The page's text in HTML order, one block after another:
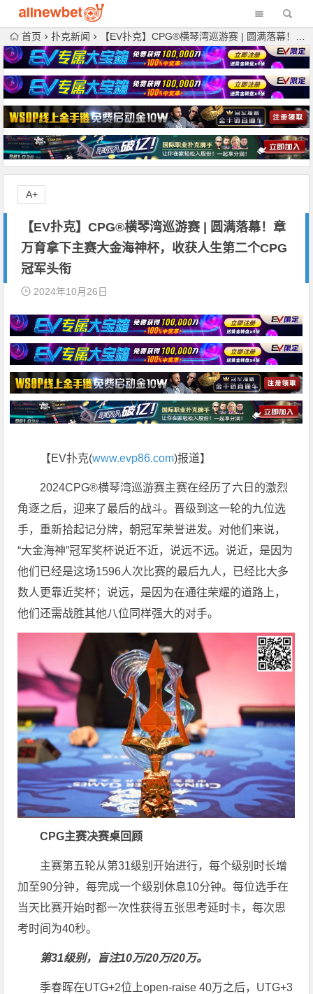
首页 扑克新闻 【EV扑克】CPG®横琴湾巡游赛 | 圆满落幕！章万育拿下主赛大金海神杯，收获人生第二个CPG冠军头衔
【EV扑克】CPG®横琴湾巡游赛 | 圆满落幕！章
万育拿下主赛大金海神杯，收获人生第二个CPG
冠军头衔
2024年10月26日
【EV扑克(www.evp86.com)报道】
2024CPG®横琴湾巡游赛主赛在经历了六日的激烈
角逐之后，迎来了最后的战斗。晋级到这一轮的九位选
手，重新拾起记分牌，朝冠军荣誉进发。对他们来说，
“大金海神”冠军奖杯说近不近，说远不远。说近，是因为
他们已经是这场1596人次比赛的最后九人，已经比大多
数人更靠近奖杯；说远，是因为在通往荣耀的道路上，
他们还需战胜其他八位同样强大的对手。
CPG主赛决赛桌回顾
主赛第五轮从第31级别开始进行，每个级别时长增
加至90分钟，每完成一个级别休息10分钟。每位选手在
当天比赛开始时都一次性获得五张思考延时卡，每次思
考时间为40秒。
第31级别，盲注10万/20万/20万。
季春晖在UTG+2位上open-raise 40万之后，UTG+3
A+